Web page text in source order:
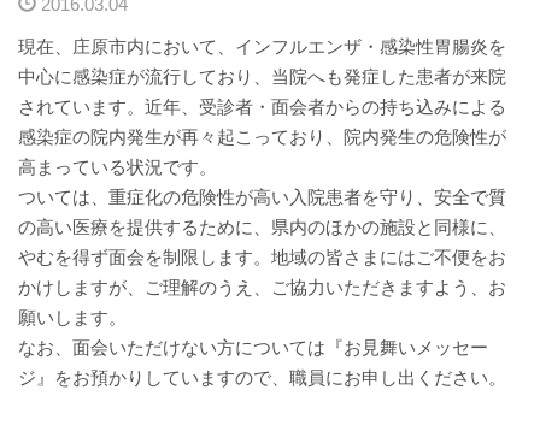
病院のあゆみ
病院の特徴
赤十字について
院内掲示
経営指標（統計）
カスタマーハラスメント基本方針
2016.03.04
現在、庄原市内において、インフルエンザ・感染性胃腸炎を
中心に感染症が流行しており、当院へも発症した患者が来院
されています。近年、受診者・面会者からの持ち込みによる
感染症の院内発生が再々起こっており、院内発生の危険性が
高まっている状況です。
ついては、重症化の危険性が高い入院患者を守り、安全で質
の高い医療を提供するために、県内のほかの施設と同様に、
やむを得ず面会を制限します。地域の皆さまにはご不便をお
かけしますが、ご理解のうえ、ご協力いただきますよう、お
願いします。
なお、面会いただけない方については『お見舞いメッセー
ジ』をお預かりしていますので、職員にお申し出ください。